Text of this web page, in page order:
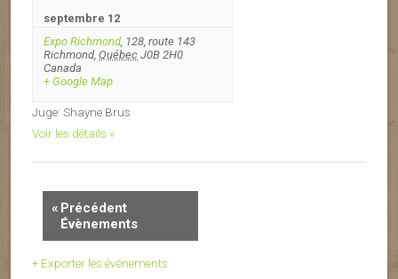
septembre 12
Expo Richmond, 128, route 143
Richmond, Québec J0B 2H0
Canada
+ Google Map
Juge: Shayne Brus
Voir les détails »
« Précédent
Évènements
+ Exporter les évènements